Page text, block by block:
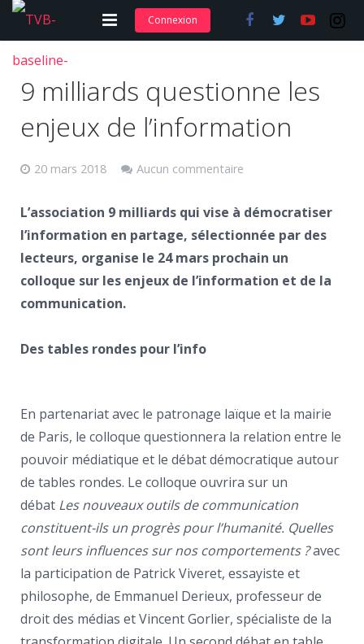
Adhérer et s’abonner
Nos articles
Nos actions
Nos formations
Contact
Connexion
9 milliards questionne les
enjeux de l’information
20 mars 2018 Aucun commentaire
L’association 9 milliards qui vise à démocratiser
l’information en partage, sélectionnée par des
lecteurs, organise le 24 mars prochain un
colloque sur les enjeux de l’information et de la
communication.
Des tables rondes pour l’info
En partenariat avec le patronage laïque et la mairie
de Paris, le colloque questionnera la relation entre le
pouvoir médiatique et le débat démocratique autour
de tables rondes. Le colloque ouvrira sur un
débat Les nouveaux outils de communication
constituent-ils un progrès pour l’humanité. Quelles
sont leurs influences sur nos comportements ?avec
la participation de Patrick Viveret, essayiste et
philosophe, de Emmanuel Derieux, professeur de
droit des médias et Vincent Gorlier, spécialiste de la